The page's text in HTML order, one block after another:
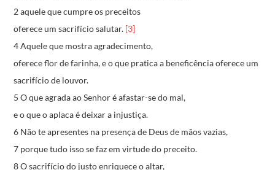
2 aquele que cumpre os preceitos
oferece um sacrifício salutar. [3]
4 Aquele que mostra agradecimento,
oferece flor de farinha,e o que pratica a beneficênciaoferece um
sacrifício de louvor.
5 O que agrada ao Senhor é afastar-se do mal,
e o que o aplaca é deixar a injustiça.
6 Não te apresentes na presença de Deus de mãos vazias,
7 porque tudo isso se faz em virtude do preceito.
8 O sacrifício do justo enriquece o altar,